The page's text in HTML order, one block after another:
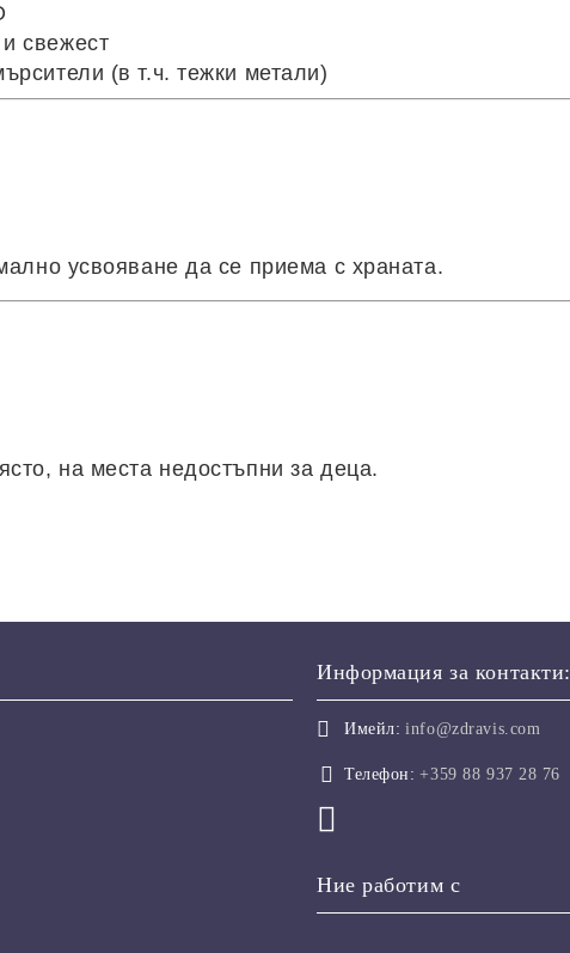
свежест
(в т.ч. тежки метали)
усвояване да се приема с храната.
на места недостъпни за деца.
Информация за контакти:
Имейл: info@zdravis.com
Телефон: +359 88 937 28 76
Ние работим с